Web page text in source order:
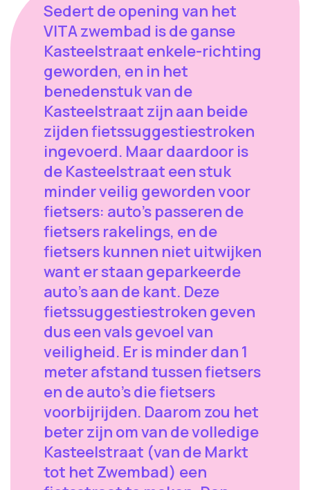
Sedert de opening van het
VITA zwembad is de ganse
Kasteelstraat enkele-richting
geworden, en in het
benedenstuk van de
Kasteelstraat zijn aan beide
zijden fietssuggestiestroken
ingevoerd. Maar daardoor is
de Kasteelstraat een stuk
minder veilig geworden voor
fietsers: auto's passeren de
fietsers rakelings, en de
fietsers kunnen niet uitwijken
want er staan geparkeerde
auto's aan de kant. Deze
fietssuggestiestroken geven
dus een vals gevoel van
veiligheid. Er is minder dan 1
meter afstand tussen fietsers
en de auto’s die fietsers
voorbijrijden. Daarom zou het
beter zijn om van de volledige
Kasteelstraat (van de Markt
tot het Zwembad) een